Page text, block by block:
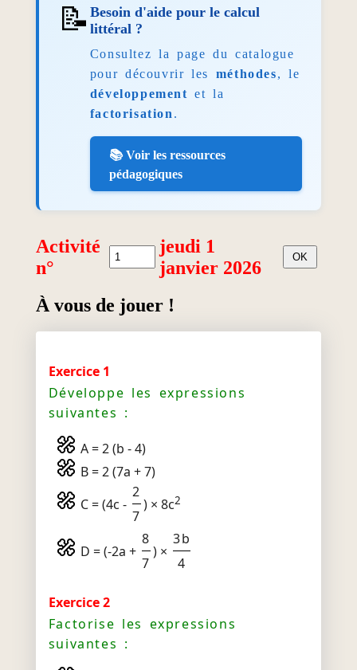
📝 Besoin d'aide pour le calcul
littéral ?
Consultez la page du catalogue
pour découvrir les méthodes, le
développement et la
factorisation .
📚 Voir les ressources
pédagogiques
Activité
n°
jeudi 1
janvier 2026
À vous de jouer !
Exercice 1
Développe les expressions
suivantes :
A = 2 (b - 4)
B = 2 (7a + 7)
C = (4c -
2
7
) × 8c2
D = (-2a +
8
7
) ×
3b
4
Exercice 2
Factorise les expressions
suivantes :